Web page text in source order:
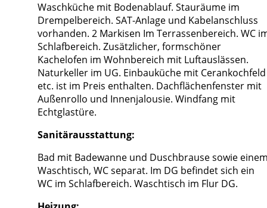
Waschküche mit Bodenablauf. Stauräume im
Drempelbereich. SAT-Anlage und Kabelanschluss
vorhanden. 2 Markisen Im Terrassenbereich. WC
Schlafbereich. Zusätzlicher, formschöner
Kachelofen im Wohnbereich mit Luftauslässen.
Naturkeller im UG. Einbauküche mit Cerankochfeld
etc. ist im Preis enthalten. Dachflächenfenster mit
Außenrollo und Innenjalousie. Windfang mit
Echtglastüre.
Sanitärausstattung:
Bad mit Badewanne und Duschbrause sowie
Waschtisch, WC separat. Im DG befindet sich ein
WC im Schlafbereich. Waschtisch im Flur DG.